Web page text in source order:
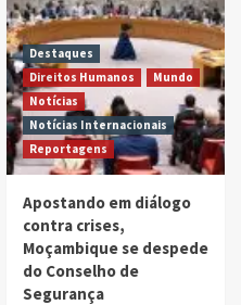
Destaques
Direitos Humanos
Mundo
Notícias
Notícias Internacionais
Reportagens
Apostando em diálogo
contra crises,
Moçambique se despede
do Conselho de
Segurança